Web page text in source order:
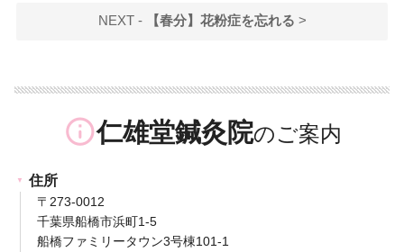
NEXT - 【春分】花粉症を忘れる >
info_outline仁雄堂鍼灸院
住所
〒273-0012
千葉県船橋市浜町1-5
船橋ファミリータウン3号棟101-1